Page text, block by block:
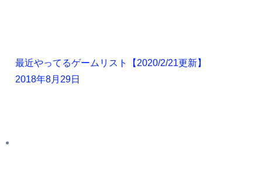
最近やってるゲームリスト【2020/2/21更新】
2018年8月29日